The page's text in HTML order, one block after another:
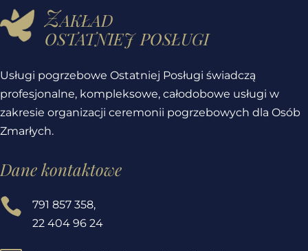
Zakład
ostatniej posługi
Usługi pogrzebowe Ostatniej Posługi świadczą
profesjonalne, kompleksowe, całodobowe usługi w
zakresie organizacji ceremonii pogrzebowych dla Osób
Zmarłych.
Dane kontaktowe

791 857 358,
22 404 96 24